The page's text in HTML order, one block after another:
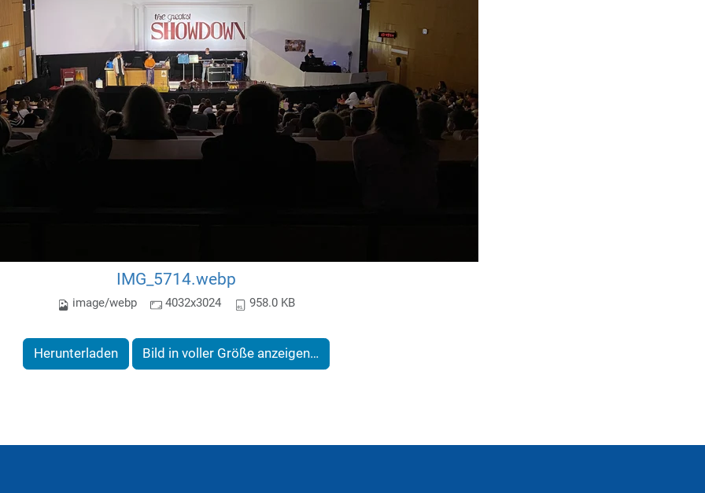
IMG_5714.webp
image/webp 4032x3024 958.0 KB
Herunterladen Bild in voller Größe anzeigen…